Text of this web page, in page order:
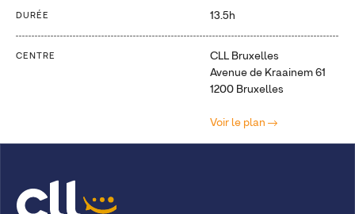
DURÉE 13.5h
CENTRE
CLL Bruxelles
Avenue de Kraainem 61
1200 Bruxelles
Voir le plan